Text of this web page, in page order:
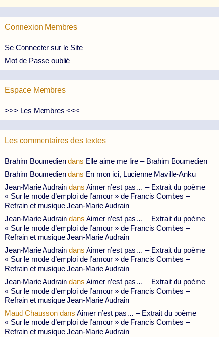
Connexion Membres
Se Connecter sur le Site
Mot de Passe oublié
Espace Membres
>>> Les Membres <<<
Les commentaires des textes
Brahim Boumedien dans Elle aime me lire – Brahim Boumedien
Brahim Boumedien dans En mon ici, Lucienne Maville-Anku
Jean-Marie Audrain dans Aimer n’est pas… – Extrait du poème
« Sur le mode d’emploi de l’amour » de Francis Combes –
Refrain et musique Jean-Marie Audrain
Jean-Marie Audrain dans Aimer n’est pas… – Extrait du poème
« Sur le mode d’emploi de l’amour » de Francis Combes –
Refrain et musique Jean-Marie Audrain
Jean-Marie Audrain dans Aimer n’est pas… – Extrait du poème
« Sur le mode d’emploi de l’amour » de Francis Combes –
Refrain et musique Jean-Marie Audrain
Jean-Marie Audrain dans Aimer n’est pas… – Extrait du poème
« Sur le mode d’emploi de l’amour » de Francis Combes –
Refrain et musique Jean-Marie Audrain
Maud Chausson dans Aimer n’est pas… – Extrait du poème
« Sur le mode d’emploi de l’amour » de Francis Combes –
Refrain et musique Jean-Marie Audrain